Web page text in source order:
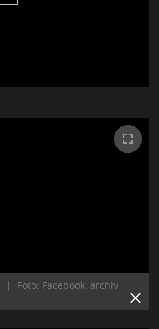
|
Foto: Facebook, archiv